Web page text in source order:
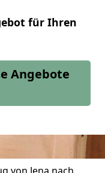
für Ihren
Angebote